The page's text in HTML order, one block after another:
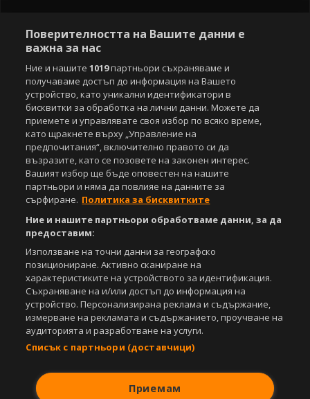
Поверителността на Вашите данни е
важна за нас
Ние и нашите1019партньори съхраняваме и
получаваме достъп до информация на Вашето
устройство, като уникални идентификатори в
бисквитки за обработка на лични данни. Можете да
приемете и управлявате своя избор по всяко време,
като щракнете върху „Управление на
предпочитания“, включително правото си да
възразите, като се позовете на законен интерес.
Вашият избор ще бъде оповестен на нашите
партньори и няма да повлияе на данните за
сърфиране. Политика за бисквитките
Ние и нашите партньори обработваме данни, за да
предоставим:
Използване на точни данни за географско
позициониране. Активно сканиране на
характеристиките на устройството за идентификация.
Съхраняване на и/или достъп до информация на
устройство. Персонализирана реклама и съдържание,
измерване на рекламата и съдържанието, проучване на
аудиторията и разработване на услуги.
Списък с партньори (доставчици)
Приемам